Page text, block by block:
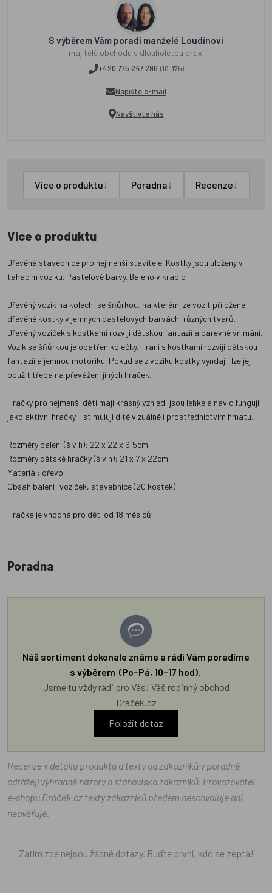
S výběrem Vám poradí manželé Loudínovi
majitelé obchodu s dlouholetou praxí
+420 775 247 296 (10-17h)
Napište e-mail
Navštivte nás
Více o produktu↓ Poradna↓ Recenze↓
Více o produktu
Dřevěná stavebnice pro nejmenší stavitele. Kostky jsou uloženy v
tahacím vozíku. Pastelové barvy. Baleno v krabici.
Dřevěný vozík na kolech, se šńůrkou, na kterém lze vozit přiložené
dřevěné kostky v jemných pastelových barvách, různých tvarů.
Dřevěný vozíček s kostkami rozvíjí dětskou fantazii a barevné vnímání.
Vozík se šňůrkou je opatřen kolečky. Hraní s kostkami rozvíjí dětskou
fantazii a jemnou motoriku. Pokud se z vozíku kostky vyndají, lze jej
použít třeba na převážení jiných hraček.
Hračky pro nejmenší děti mají krásný vzhled, jsou lehké a navíc fungují
jako aktivní hračky - stimulují dítě vizuálně i prostřednictvím hmatu.
Rozměry balení (š v h): 22 x 22 x 6,5cm
Rozměry dětské hračky (š v h): 21 x 7 x 22cm
Materiál: dřevo
Obsah balení: vozíček, stavebnice (20 kostek)
Hračka je vhodná pro děti od 18 měsíců
Poradna
Náš sortiment dokonale známe a rádi Vám poradíme
s výběrem (Po–Pá, 10–17 hod).
Jsme tu vždy rádi pro Vás! Váš rodinný obchod
Dráček.cz
Položit dotaz
Recenze v detailu produktu a texty od zákazníků v poradně
odrážejí výhradně názory a stanoviska zákazníků. Provozovatel
e-shopu Dráček.cz texty zákazníků předem neschvaluje ani
neověřuje.
Zatím zde nejsou žádné dotazy. Buďte první, kdo se zeptá!